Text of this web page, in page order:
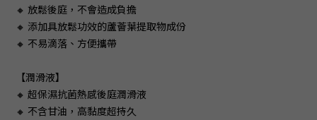
🔸 放鬆後庭，不會造成負擔
🔸 添加具放鬆功效的蘆薈葉提取物成份
🔸 不易滴落、方便攜帶
【潤滑液】
🔸 超保濕抗菌熱感後庭潤滑液
🔸 不含甘油，高黏度超持久